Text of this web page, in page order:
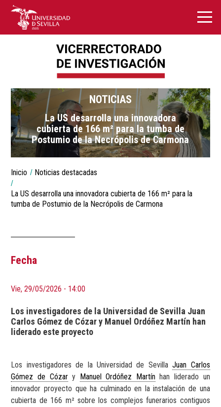
NOTICIAS
La US desarrolla una innovadora
cubierta de 166 m² para la tumba de
Postumio de la Necrópolis de Carmona
Breadcrumbs
You
are
here:
Inicio Noticias destacadas
La US desarrolla una innovadora cubierta de 166 m² para la
tumba de Postumio de la Necrópolis de Carmona
Fecha
Vie, 29/05/2026 - 14:00
Los investigadores de la Universidad de Sevilla Juan
Carlos Gómez de Cózar y Manuel Ordóñez Martín han
liderado este proyecto
Los investigadores de la Universidad de SevillaJuan Carlos
Gómez de Cózary Manuel Ordóñez Martínhan liderado un
innovador proyecto que ha culminado en la instalación de una
cubierta de 166 m² sobre los complejos funerarios contiguos